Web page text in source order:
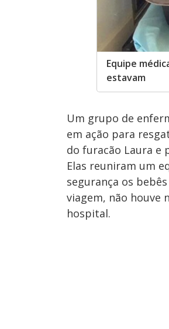
Equipe
estavam
Um grupo de
em ação para
do furacão Laura e
Elas reuniram um
segurança os
viagem, não houve
hospital.